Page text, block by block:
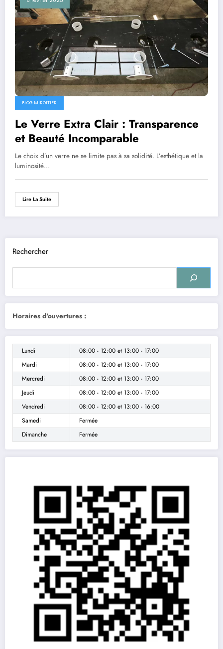
BLOG MIROITIER
Le Verre Extra Clair : Transparence
et Beauté Incomparable
Le choix d’un verre ne se limite pas à sa solidité. L’esthétique et la
luminosité…
Lire La Suite
Rechercher
Horaires d'ouvertures :
Lundi 08:00 - 12:00 et 13:00 - 17:00
Mardi
08:00 - 12:00 et 13:00 - 17:00
Mercredi
08:00 - 12:00 et 13:00 - 17:00
Jeudi
08:00 - 12:00 et 13:00 - 17:00
Vendredi
08:00 - 12:00 et 13:00 - 16:00
Samedi
Fermée
Dimanche
Fermée